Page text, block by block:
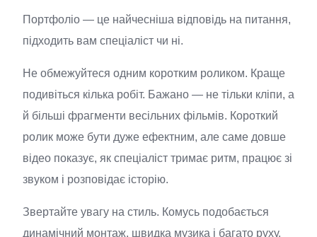
Портфоліо — це найчесніша відповідь на питання,
підходить вам спеціаліст чи ні.
Не обмежуйтеся одним коротким роликом. Краще
подивіться кілька робіт. Бажано — не тільки кліпи, а
й більші фрагменти весільних фільмів. Короткий
ролик може бути дуже ефектним, але саме довше
відео показує, як спеціаліст тримає ритм, працює зі
звуком і розповідає історію.
Звертайте увагу на стиль. Комусь подобається
динамічний монтаж, швидка музика і багато руху.